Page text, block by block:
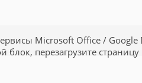
Microsoft Office / Google
блок, перезагрузите страницу